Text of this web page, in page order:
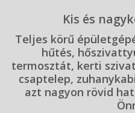
Kis és
Teljes körű
hűtés,
termosztát, kerti
csaptelep,
azt nagyon rövid